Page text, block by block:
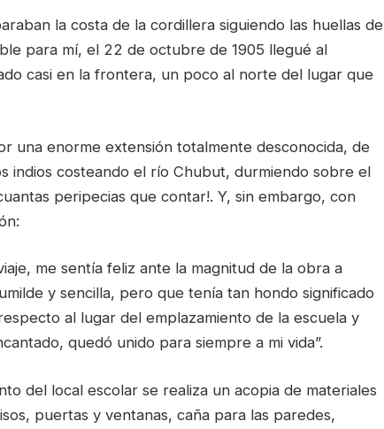
la costa de la cordillera siguiendo las huellas de
para mí, el 22 de octubre de 1905 llegué al
casi en la frontera, un poco al norte del lugar que
una enorme extensión totalmente desconocida, de
indios costeando el río Chubut, durmiendo sobre el
peripecias que contar!. Y, sin embargo, con
me sentía feliz ante la magnitud de la obra a
y sencilla, pero que tenía tan hondo significado
al lugar del emplazamiento de la escuela y
quedó unido para siempre a mi vida”.
del local escolar se realiza un acopia de materiales
puertas y ventanas, caña para las paredes,